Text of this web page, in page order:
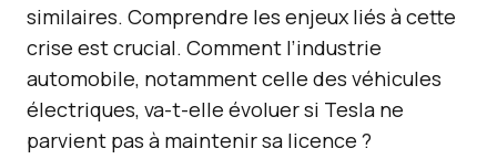
similaires. Comprendre les enjeux liés à cette
crise est crucial. Comment l’industrie
automobile, notamment celle des véhicules
électriques, va-t-elle évoluer si Tesla ne
parvient pas à maintenir sa licence ?